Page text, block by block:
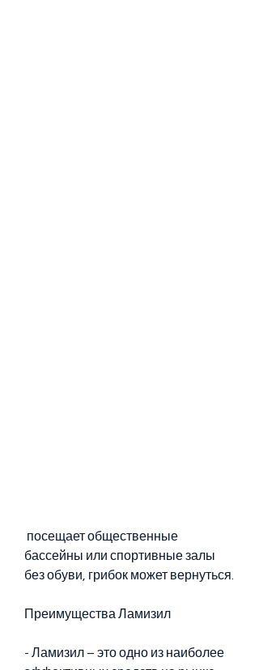
бассейны или спортивные залы
без обуви, грибок может вернуться.
Преимущества Ламизил
- Ламизил – это одно из наиболее